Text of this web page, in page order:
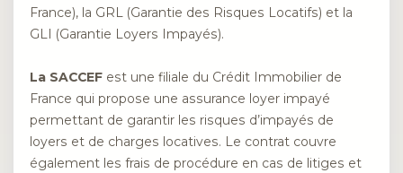
France), la GRL (Garantie des Risques Locatifs) et la
GLI (Garantie Loyers Impayés).
La SACCEF est une filiale du Crédit Immobilier de
France qui propose une assurance loyer impayé
permettant de garantir les risques d’impayés de
loyers et de charges locatives. Le contrat couvre
également les frais de procédure en cas de litiges et